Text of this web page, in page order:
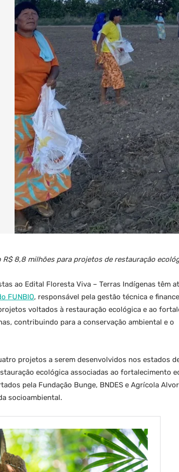
R$ 8,8 milhões para projetos de restauração
ao Edital Floresta Viva – Terras Indígenas têm
FUNBIO, responsável pela gestão técnica e
voltados à restauração ecológica e ao
contribuindo para a conservação ambiental e o
projetos a serem desenvolvidos nos estados
ecológica associadas ao fortalecimento
pela Fundação Bunge, BNDES e Agrícola
socioambiental.